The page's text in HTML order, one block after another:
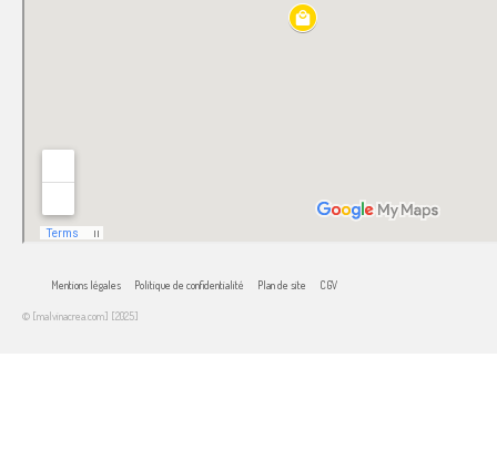
Mentions légales Politique de confidentialité Plan de site CGV
© [malvinacrea.com] [2025]